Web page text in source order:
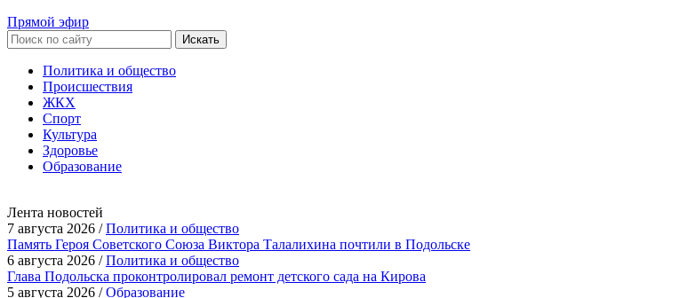
Прямой эфир
Искать
Политика и общество
Происшествия
ЖКХ
Спорт
Культура
Здоровье
Образование
Лента новостей
7 августа 2026 /Политика и общество
Память Героя Советского Союза Виктора Талалихина почтили в Подольске
6 августа 2026 /Политика и общество
Глава Подольска проконтролировал ремонт детского сада на Кирова
5 августа 2026 /Образование